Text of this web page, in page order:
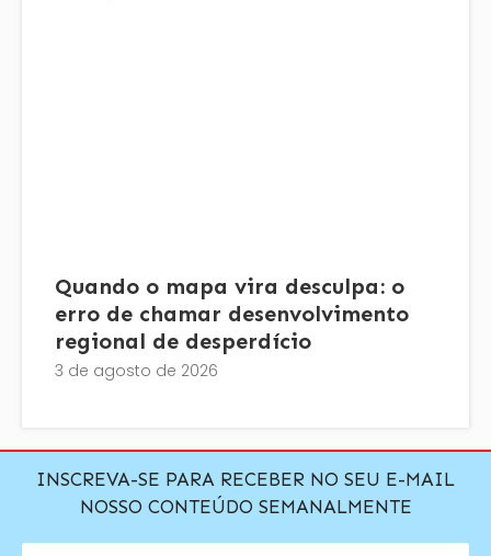
Quando o mapa vira desculpa: o
erro de chamar desenvolvimento
regional de desperdício
3 de agosto de 2026
INSCREVA-SE PARA RECEBER NO SEU E-MAIL
NOSSO CONTEÚDO SEMANALMENTE